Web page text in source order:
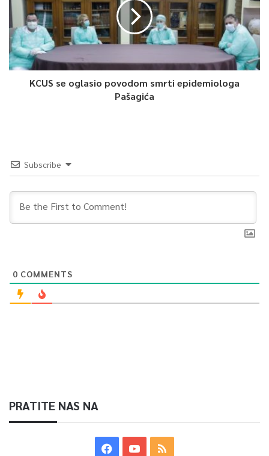
KCUS se oglasio povodom smrti epidemiologa
Pašagića
Subscribe
0 COMMENTS
PRATITE NAS NA